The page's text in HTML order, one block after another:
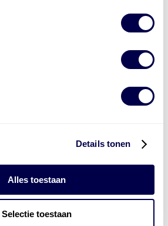
Details tonen
Alles toestaan
Selectie toestaan
en accu’s